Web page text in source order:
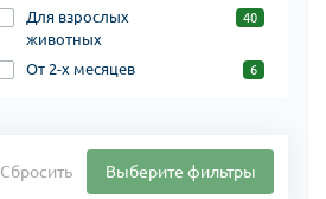
Для взрослых
животных
40
От 2-х месяцев 6
Сбросить Выберите фильтры